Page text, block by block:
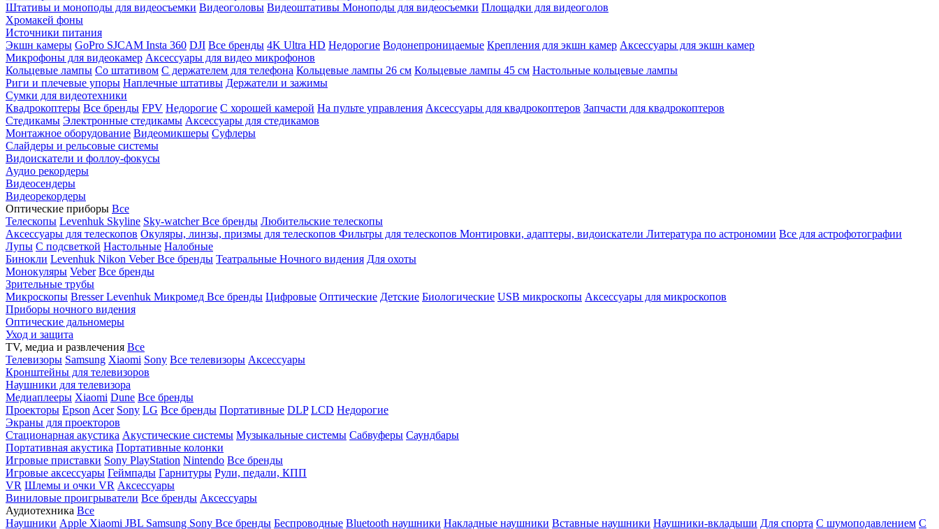
Штативы и моноподы для видеосъемки Видеоголовы Видеоштативы Моноподы для видеосъемки Площадки для видеоголов
Хромакей фоны
Источники питания
Экшн камеры GoPro SJCAM Insta 360 DJI Все бренды 4K Ultra HD Недорогие Водонепроницаемые Крепления для экшн камер Аксессуары для экшн камер
Микрофоны для видеокамер Аксессуары для видео микрофонов
Кольцевые лампы Со штативом C держателем для телефона Кольцевые лампы 26 см Кольцевые лампы 45 см Настольные кольцевые лампы
Риги и плечевые упоры Наплечные штативы Держатели и зажимы
Сумки для видеотехники
Квадрокоптеры Все бренды FPV Недорогие С хорошей камерой На пульте управления Аксессуары для квадрокоптеров Запчасти для квадрокоптеров
Стедикамы Электронные стедикамы Аксессуары для стедикамов
Монтажное оборудование Видеомикшеры Суфлеры
Слайдеры и рельсовые системы
Видоискатели и фоллоу-фокусы
Аудио рекордеры
Видеосендеры
Видеорекордеры
Оптические приборы Все
Телескопы Levenhuk Skyline Sky-watcherВсе бренды Любительские телескопы
Аксессуары для телескопов Окуляры, линзы, призмы для телескопов Фильтры для телескопов Монтировки, адаптеры, видоискатели Литература по астрономии Все для астрофотографии
Лупы С подсветкой Настольные Налобные
Бинокли Levenhuk Nikon VeberВсе бренды Театральные Ночного видения Для охоты
Монокуляры Veber Все бренды
Зрительные трубы
Микроскопы BresserLevenhuk Микромед Все бренды Цифровые Оптические Детские Биологические USB микроскопы Аксессуары для микроскопов
Приборы ночного видения
Оптические дальномеры
Уход и защита
TV, медиа и развлечения Все
Телевизоры Samsung Xiaomi Sony Все телевизоры Аксессуары
Кронштейны для телевизоров
Наушники для телевизора
Медиаплееры Xiaomi Dune Все бренды
Проекторы Epson Acer Sony LG Все бренды Портативные DLP LCD Недорогие
Экраны для проекторов
Стационарная акустика Акустические системы Музыкальные системы Сабвуферы Саундбары
Портативная акустика Портативные колонки
Игровые приставки Sony PlayStation Nintendo Все бренды
Игровые аксессуары Геймпады Гарнитуры Рули, педали, КПП
VR Шлемы и очки VR Аксессуары
Виниловые проигрыватели Все бренды Аксессуары
Аудиотехника Все
Наушники Apple Xiaomi JBL Samsung Sony Все бренды Беспроводные Bluetooth наушники Накладные наушники Вставные наушники Наушники-вкладыши Для спорта С шумоподавлением С